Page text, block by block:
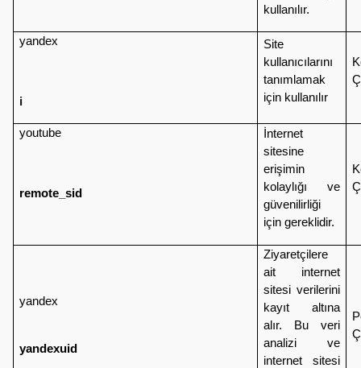
kullanılır.
yandex
i
Site
kullanıcılarını
tanımlamak
için kullanılır
youtube
remote_sid
İnternet
sitesine
erişimin
kolaylığı ve
güvenilirliği
için gereklidir.
yandex
yandexuid
Ziyaretçilere
ait internet
sitesi verilerini
kayıt altına
alır. Bu veri
analizi ve
internet sitesi